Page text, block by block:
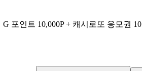
G 포인트 10,000P + 캐시로또 응모권